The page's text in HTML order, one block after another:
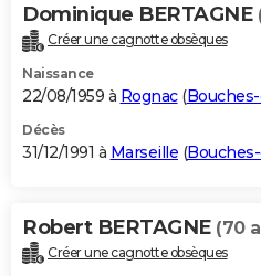
Dominique BERTAGNE
Créer une cagnotte obsèques
Naissance
22/08/1959 à Rognac(
Décès
31/12/1991 à Marseille (
Robert BERTAGNE (70
Créer une cagnotte obsèques